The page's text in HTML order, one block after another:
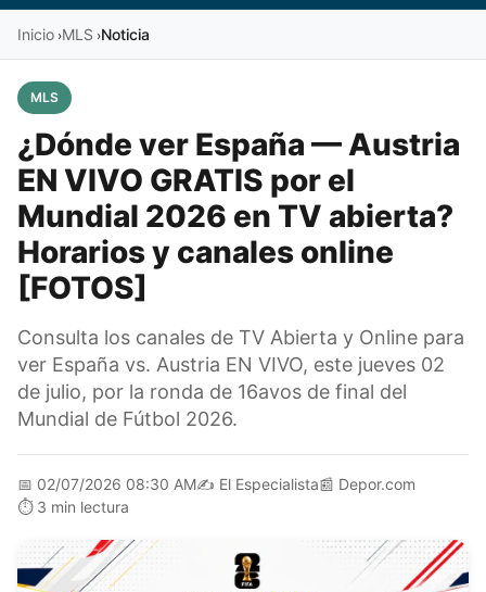
Inicio ›MLS ›Noticia
MLS
¿Dónde ver España — Austria
EN VIVO GRATIS por el
Mundial 2026 en TV abierta?
Horarios y canales online
[FOTOS]
Consulta los canales de TV Abierta y Online para
ver España vs. Austria EN VIVO, este jueves 02
de julio, por la ronda de 16avos de final del
Mundial de Fútbol 2026.
📅 02/07/2026 08:30 AM✍️ El Especialista📰 Depor.com
⏱️ 3 min lectura